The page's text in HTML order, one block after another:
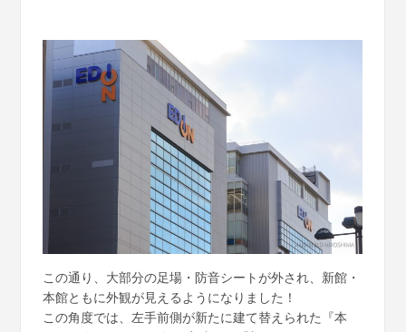
この通り、大部分の足場・防音シートが外され、新館・
本館ともに外観が見えるようになりました！
この角度では、左手前側が新たに建て替えられた『本